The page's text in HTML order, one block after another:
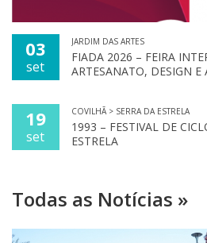
03
set
JARDIM DAS ARTES
FIADA 2026 – FEIRA
ARTESANATO, DESIGN E
19
set
COVILHÃ > SERRA DA ESTRELA
1993 – FESTIVAL DE
ESTRELA
Todas as Notícias »